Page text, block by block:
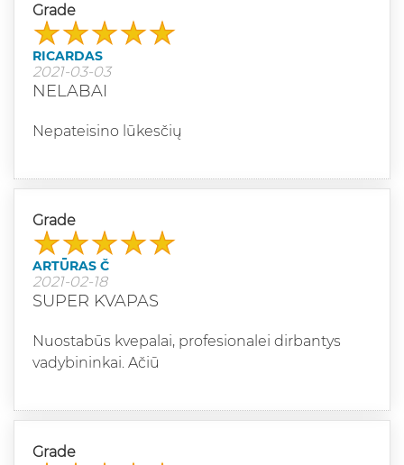
Grade
RICARDAS
2021-03-03
NELABAI
Nepateisino lūkesčių
Grade
ARTŪRAS Č
2021-02-18
SUPER KVAPAS
Nuostabūs kvepalai, profesionalei dirbantys
vadybininkai. Ačiū
Grade